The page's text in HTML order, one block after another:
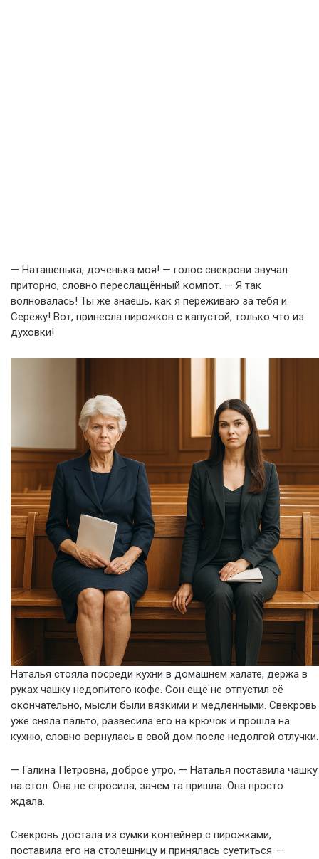
— Наташенька, доченька моя! — голос свекрови звучал
приторно, словно переслащённый компот. — Я так
волновалась! Ты же знаешь, как я переживаю за тебя и
Серёжу! Вот, принесла пирожков с капустой, только что из
духовки!
Наталья стояла посреди кухни в домашнем халате, держа в
руках чашку недопитого кофе. Сон ещё не отпустил её
окончательно, мысли были вязкими и медленными. Свекровь
уже сняла пальто, развесила его на крючок и прошла на
кухню, словно вернулась в свой дом после недолгой отлучки.
— Галина Петровна, доброе утро, — Наталья поставила чашку
на стол. Она не спросила, зачем та пришла. Она просто
ждала.
Свекровь достала из сумки контейнер с пирожками,
поставила его на столешницу и принялась суетиться —